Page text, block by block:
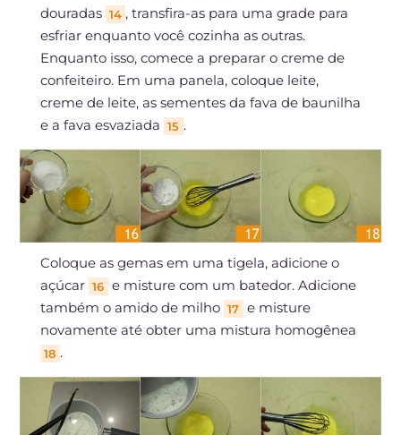
douradas 14 , transfira-as para uma grade para
esfriar enquanto você cozinha as outras.
Enquanto isso, comece a preparar o creme de
confeiteiro. Em uma panela, coloque leite,
creme de leite, as sementes da fava de baunilha
e a fava esvaziada 15 .
Coloque as gemas em uma tigela, adicione o
açúcar 16 e misture com um batedor. Adicione
também o amido de milho 17 e misture
novamente até obter uma mistura homogênea
18 .